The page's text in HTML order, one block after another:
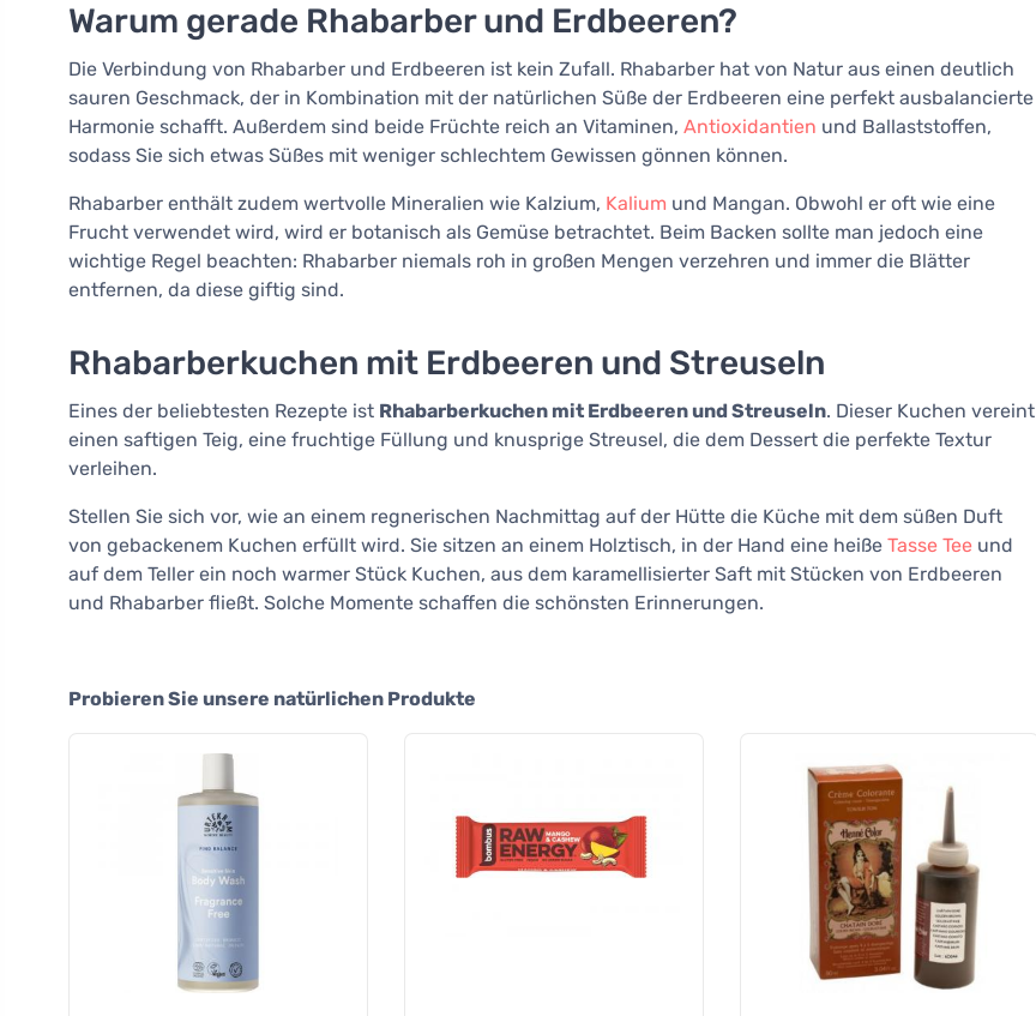
Warum gerade Rhabarber und Erdbeeren?
Die Verbindung von Rhabarber und Erdbeeren ist kein Zufall. Rhabarber hat von Natur aus einen deutlich
sauren Geschmack, der in Kombination mit der natürlichen Süße der Erdbeeren eine perfekt ausbalancierte
Harmonie schafft. Außerdem sind beide Früchte reich an Vitaminen, Antioxidantien und Ballaststoffen,
sodass Sie sich etwas Süßes mit weniger schlechtem Gewissen gönnen können.
Rhabarber enthält zudem wertvolle Mineralien wie Kalzium, Kalium und Mangan. Obwohl er oft wie eine
Frucht verwendet wird, wird er botanisch als Gemüse betrachtet. Beim Backen sollte man jedoch eine
wichtige Regel beachten: Rhabarber niemals roh in großen Mengen verzehren und immer die Blätter
entfernen, da diese giftig sind.
Rhabarberkuchen mit Erdbeeren und Streuseln
Eines der beliebtesten Rezepte ist Rhabarberkuchen mit Erdbeeren und Streuseln. Dieser Kuchen vereint
einen saftigen Teig, eine fruchtige Füllung und knusprige Streusel, die dem Dessert die perfekte Textur
verleihen.
Stellen Sie sich vor, wie an einem regnerischen Nachmittag auf der Hütte die Küche mit dem süßen Duft
von gebackenem Kuchen erfüllt wird. Sie sitzen an einem Holztisch, in der Hand eine heiße Tasse Tee und
auf dem Teller ein noch warmer Stück Kuchen, aus dem karamellisierter Saft mit Stücken von Erdbeeren
und Rhabarber fließt. Solche Momente schaffen die schönsten Erinnerungen.
Probieren Sie unsere natürlichen Produkte